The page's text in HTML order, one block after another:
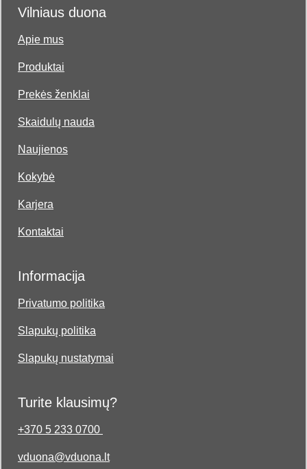
Vilniaus duona
Apie mus
Produktai
Prekės ženklai
Skaidulų nauda
Naujienos
Kokybė
Karjera
Kontaktai
Informacija
Privatumo politika
Slapukų politika
Slapukų nustatymai
Turite klausimų?
+370 5 233 0700
vduona@vduona.lt